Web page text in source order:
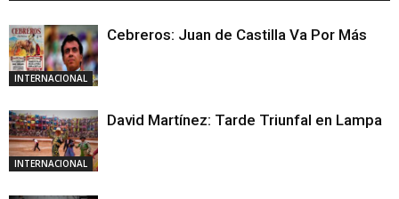
INTERNACIONAL
Cebreros: Juan de Castilla Va Por Más
INTERNACIONAL
David Martínez: Tarde Triunfal en Lampa